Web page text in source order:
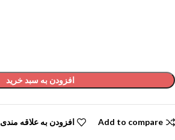
افزودن به سبد خرید
Add to compare افزودن به علاقه مندی